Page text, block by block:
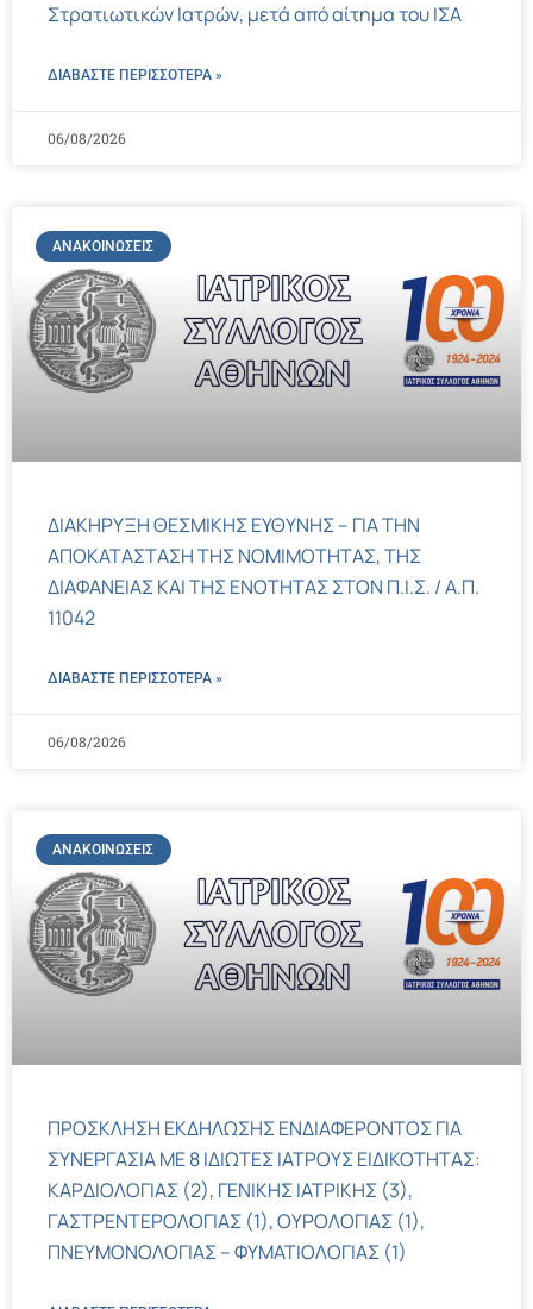
Στρατιωτικών Ιατρών, μετά από αίτημα του ΙΣΑ
ΔΙΑΒΑΣΤΕ ΠΕΡΙΣΣΌΤΕΡΑ »
06/08/2026
ΑΝΑΚΟΙΝΏΣΕΙΣ
ΔΙΑΚΗΡΥΞΗ ΘΕΣΜΙΚΗΣ ΕΥΘΥΝΗΣ – ΓΙΑ ΤΗΝ
ΑΠΟΚΑΤΑΣΤΑΣΗ ΤΗΣ ΝΟΜΙΜΟΤΗΤΑΣ, ΤΗΣ
ΔΙΑΦΑΝΕΙΑΣ ΚΑΙ ΤΗΣ ΕΝΟΤΗΤΑΣ ΣΤΟΝ Π.Ι.Σ. / Α.Π.
11042
ΔΙΑΒΑΣΤΕ ΠΕΡΙΣΣΌΤΕΡΑ »
06/08/2026
ΑΝΑΚΟΙΝΏΣΕΙΣ
ΠΡΟΣΚΛΗΣΗ ΕΚΔΗΛΩΣΗΣ ΕΝΔΙΑΦΕΡΟΝΤΟΣ ΓΙΑ
ΣΥΝΕΡΓΑΣΙΑ ΜΕ 8 ΙΔΙΩΤΕΣ ΙΑΤΡΟΥΣ ΕΙΔΙΚΟΤΗΤΑΣ:
ΚΑΡΔΙΟΛΟΓΙΑΣ (2), ΓΕΝΙΚΗΣ ΙΑΤΡΙΚΗΣ (3),
ΓΑΣΤΡΕΝΤΕΡΟΛΟΓΙΑΣ (1), ΟΥΡΟΛΟΓΙΑΣ (1),
ΠΝΕΥΜΟΝΟΛΟΓΙΑΣ – ΦΥΜΑΤΙΟΛΟΓΙΑΣ (1)